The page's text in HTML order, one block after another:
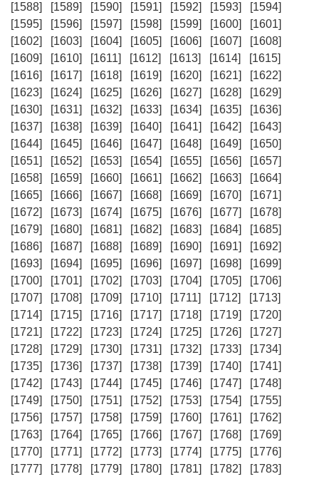
[1588]
[1589] [1590] [1591] [1592] [1593]
[1594]
[1595]
[1596] [1597] [1598] [1599] [1600]
[1601]
[1602]
[1603] [1604] [1605] [1606] [1607]
[1608]
[1609]
[1610] [1611] [1612] [1613] [1614]
[1615]
[1616]
[1617] [1618] [1619] [1620] [1621]
[1622]
[1623]
[1624] [1625] [1626] [1627] [1628]
[1629]
[1630]
[1631] [1632] [1633] [1634] [1635]
[1636]
[1637]
[1638] [1639] [1640] [1641] [1642]
[1643]
[1644]
[1645] [1646] [1647] [1648] [1649]
[1650]
[1651]
[1652] [1653] [1654] [1655] [1656]
[1657]
[1658]
[1659] [1660] [1661] [1662] [1663]
[1664]
[1665]
[1666] [1667] [1668] [1669] [1670]
[1671]
[1672]
[1673] [1674] [1675] [1676] [1677]
[1678]
[1679]
[1680] [1681] [1682] [1683] [1684]
[1685]
[1686]
[1687] [1688] [1689] [1690] [1691]
[1692]
[1693]
[1694] [1695] [1696] [1697] [1698]
[1699]
[1700]
[1701] [1702] [1703] [1704] [1705]
[1706]
[1707]
[1708] [1709] [1710] [1711] [1712]
[1713]
[1714]
[1715] [1716] [1717] [1718] [1719]
[1720]
[1721]
[1722] [1723] [1724] [1725] [1726]
[1727]
[1728]
[1729] [1730] [1731] [1732] [1733]
[1734]
[1735]
[1736] [1737] [1738] [1739] [1740]
[1741]
[1742]
[1743] [1744] [1745] [1746] [1747]
[1748]
[1749]
[1750] [1751] [1752] [1753] [1754]
[1755]
[1756]
[1757] [1758] [1759] [1760] [1761]
[1762]
[1763]
[1764] [1765] [1766] [1767] [1768]
[1769]
[1770]
[1771] [1772] [1773] [1774] [1775]
[1776]
[1777]
[1778] [1779] [1780] [1781] [1782]
[1783]